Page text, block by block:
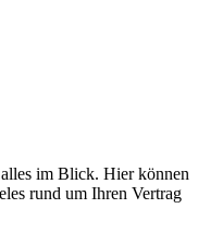
im Blick. Hier können
rund um Ihren Vertrag